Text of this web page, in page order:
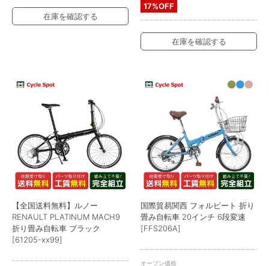
在庫を確認する
17%OFF
在庫を確認する
【全国送料無料】ルノー
RENAULT PLATINUM MACH9
折り畳み自転車 ブラック
[61205-xx99]
国際貿易関西 フォルビート 折り
畳み自転車 20インチ 6段変速
[FFS206A]
オープン価格